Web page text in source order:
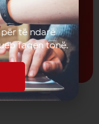
për të ndarë
faqen tonë.